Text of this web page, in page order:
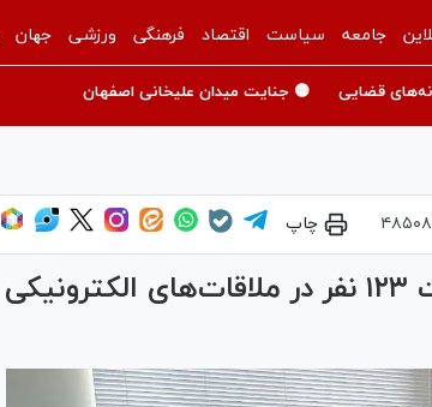
جامعه سیاست اقتصاد فرهنگی ورزشی جهان
قضایی 🟡 جنایت میدان علیخانی اصفهان
چاپ
مسئولان قضایی لرستان به مشکلات ۱۲۳ نفر در ملاقات‌های الکترونیکی